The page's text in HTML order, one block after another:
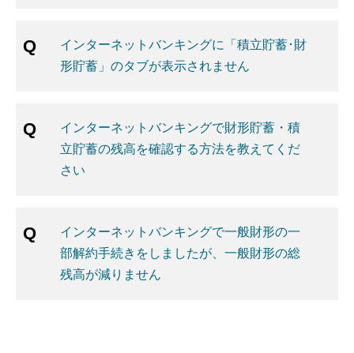
インターネットバンキングに「積立貯蓄･財
形貯蓄」のタブが表示されません
インターネットバンキングで財形貯蓄・積
立貯蓄の残高を確認する方法を教えてくだ
さい
インターネットバンキングで一般財形の一
部解約手続きをしましたが、一般財形の総
残高が減りません